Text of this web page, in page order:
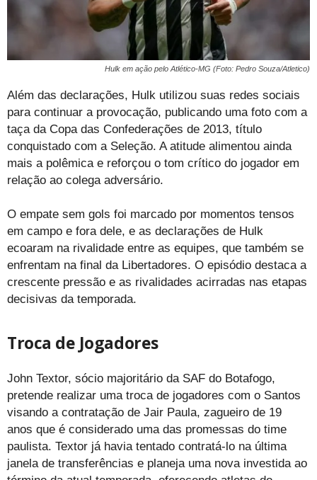
Hulk em ação pelo Atlético-MG (Foto: Pedro Souza/Atletico)
Além das declarações, Hulk utilizou suas redes sociais
para continuar a provocação, publicando uma foto com a
taça da Copa das Confederações de 2013, título
conquistado com a Seleção. A atitude alimentou ainda
mais a polêmica e reforçou o tom crítico do jogador em
relação ao colega adversário.
O empate sem gols foi marcado por momentos tensos
em campo e fora dele, e as declarações de Hulk
ecoaram na rivalidade entre as equipes, que também se
enfrentam na final da Libertadores. O episódio destaca a
crescente pressão e as rivalidades acirradas nas etapas
decisivas da temporada.
Troca de Jogadores
John Textor, sócio majoritário da SAF do Botafogo,
pretende realizar uma troca de jogadores com o Santos
visando a contratação de Jair Paula, zagueiro de 19
anos que é considerado uma das promessas do time
paulista. Textor já havia tentado contratá-lo na última
janela de transferências e planeja uma nova investida ao